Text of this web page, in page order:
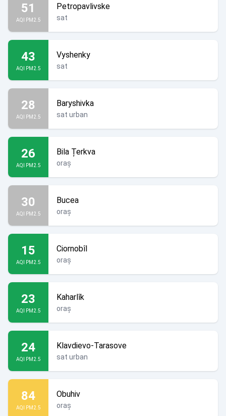
51
AQI PM2.5
Petropavlivske
sat
43
AQI PM2.5
Vyshenky
sat
28
AQI PM2.5
Baryshivka
sat urban
26
AQI PM2.5
Bila Țerkva
oraș
30
AQI PM2.5
Bucea
oraș
15
AQI PM2.5
Ciornobîl
oraș
23
AQI PM2.5
Kaharlîk
oraș
24
AQI PM2.5
Klavdievo-Tarasove
sat urban
84
AQI PM2.5
Obuhiv
oraș